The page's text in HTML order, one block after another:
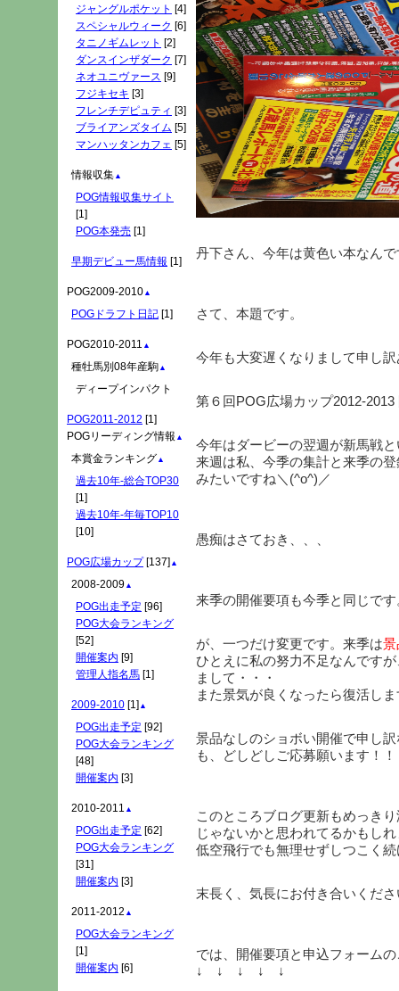
丹下さん、今年は黄色い本なん
さて、本題です。
今年も大変遅くなりまして申し
第６回POG広場カップ2012-
今年はダービーの翌週が新馬戦
来週は私、今季の集計と来季の
みたいですね＼(^o^)／
愚痴はさておき、、、
来季の開催要項も今季と同じです
が、一つだけ変更です。来季は景
ひとえに私の努力不足なんです
まして・・・
また景気が良くなったら復活し
景品なしのショボい開催で申し
も、どしどしご応募願います！！
このところブログ更新もめっき
じゃないかと思われてるかもし
低空飛行でも無理せずしつこく
末長く、気長にお付き合いくだ
では、開催要項と申込フォーム
↓ ↓ ↓ ↓ ↓
ジャングルポケット [4]
スペシャルウィーク [6]
タニノギムレット [2]
ダンスインザダーク [7]
ネオユニヴァース [9]
フジキセキ [3]
フレンチデピュティ [3]
ブライアンズタイム [5]
マンハッタンカフェ [5]
情報収集 ▲
POG情報収集サイト
[1]
POG本発売 [1]
早期デビュー馬情報 [1]
POG2009-2010 ▲
POGドラフト日記 [1]
POG2010-2011 ▲
種牡馬別08年産駒 ▲
ディープインパクト
POG2011-2012 [1]
POGリーディング情報 ▲
本賞金ランキング ▲
過去10年-総合TOP30
[1]
過去10年-年毎TOP10
[10]
POG広場カップ[137] ▲
2008-2009 ▲
POG出走予定 [96]
POG大会ランキング
[52]
開催案内 [9]
管理人指名馬 [1]
2009-2010 [1] ▲
POG出走予定 [92]
POG大会ランキング
[48]
開催案内 [3]
2010-2011 ▲
POG出走予定 [62]
POG大会ランキング
[31]
開催案内 [3]
2011-2012 ▲
POG大会ランキング
[1]
開催案内 [6]